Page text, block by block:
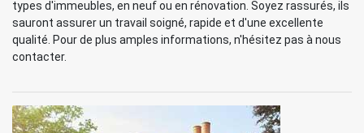
types d'immeubles, en neuf ou en rénovation. Soyez rassurés, ils
sauront assurer un travail soigné, rapide et d'une excellente
qualité. Pour de plus amples informations, n'hésitez pas à nous
contacter.